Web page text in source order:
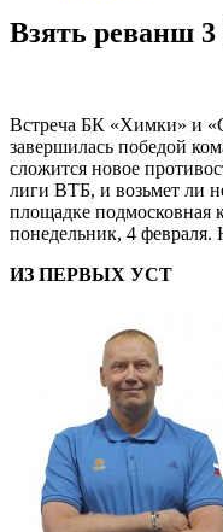
Взять реванш
Встреча БК «Химки» и
завершилась победой
сложится новое
лиги ВТБ, и возьмет ли
площадке подмосковная
понедельник, 4 февраля.
ИЗ ПЕРВЫХ УСТ